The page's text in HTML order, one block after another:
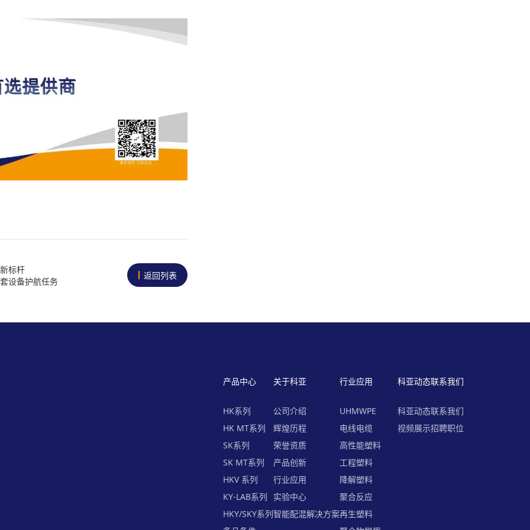
标杆
设备护航任务
返回列表
产品中心
HK系列
HK MT系列
SK系列
SK MT系列
HKV 系列
KY-LAB系列
HKY/SKY系列
关于科亚
公司介绍
辉煌历程
荣誉资质
产品创新
行业应用
实验中心
智能配混解决方案
行业应用
UHMWPE
电线电缆
高性能塑料
工程塑料
降解塑料
聚合反应
再生塑料
科亚动态
科亚动态
视频展示
联系我们
联系我们
招聘职位